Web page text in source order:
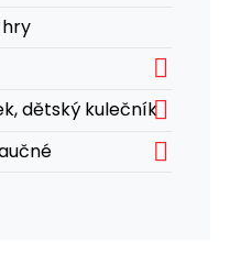

dětský kulečník
